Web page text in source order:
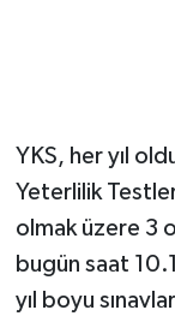
YKS, her yıl
Yeterlilik
olmak üzere 3
bugün saat
yıl boyu
Sokak
Sonsöz
Spor